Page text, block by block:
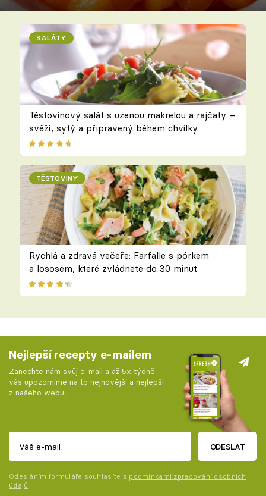
SALÁTY
Těstovinový salát s uzenou makrelou a rajčaty –
svěží, sytý a připravený během chvilky
TĚSTOVINY
Rychlá a zdravá večeře: Farfalle s pórkem
a lososem, které zvládnete do 30 minut
Nejlepší recepty e-mailem
Zanechte nám svůj e-mail a až 5x týdně
vás upozorníme na to nejnovější a nejlepší
z našeho webu.
ODESLAT
Odesláním formuláře souhlasíte s podmínkami zpracování osobních
údajů